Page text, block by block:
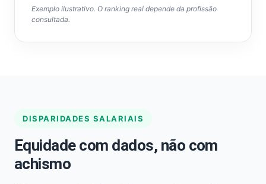
Exemplo ilustrativo. O ranking real depende da profissão
consultada.
DISPARIDADES SALARIAIS
Equidade com dados, não com
achismo